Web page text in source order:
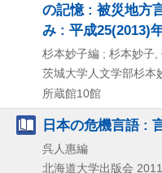
の記憶 : 被災地方
み : 平成25(2013)
杉本妙子編 ; 杉本妙子,
茨城大学人文学部杉本
所蔵館10館
日本の危機言語 :
呉人惠編
北海道大学出版会